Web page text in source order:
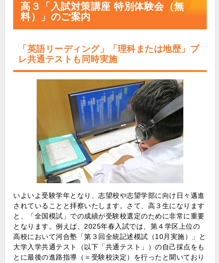
高３「入試対策講座 特別体験会（無
料）」のご案内
「英語リーディング」「理科または地歴」プ
レ共通テストも同時実施
いよいよ受験学年となり、志望校や志望学部に向け日々邁進
されていることと拝察いたします。さて、高３生になります
と、「全国模試」での成績が受験校選定のために非常に重要
となります。例えば、2025年春入試では、第４学区上位の
高校において河合塾「第３回全統記述模試（10月実施）」と
大学入学共通テスト（以下「共通テスト」）の自己採点をも
とに最後の進路指導（＝受験校決定）を行ったと聞いており